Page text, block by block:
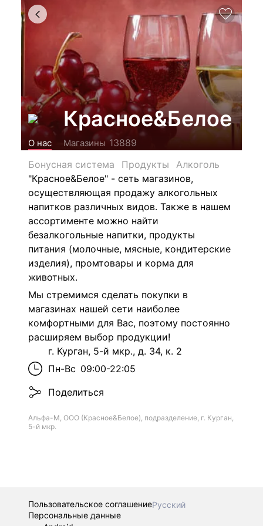
Красное&Белое
О нас Магазины 13889
Бонусная система
Продукты
Алкоголь
"Красное&Белое" - сеть магазинов,
осуществляющая продажу алкогольных
напитков различных видов. Также в нашем
ассортименте можно найти
безалкогольные напитки, продукты
питания (молочные, мясные, кондитерские
изделия), промтовары и корма для
животных.
Мы стремимся сделать покупки в
магазинах нашей сети наиболее
комфортными для Вас, поэтому постоянно
расширяем выбор продукции!
г. Курган, 5-й мкр., д. 34, к. 2
Пн-Вс 09:00-22:05
Поделиться
Альфа-М, ООО (Красное&Белое), подразделение, г. Курган,
5-й мкр.
Пользовательское соглашениеРусский
Персональные данные